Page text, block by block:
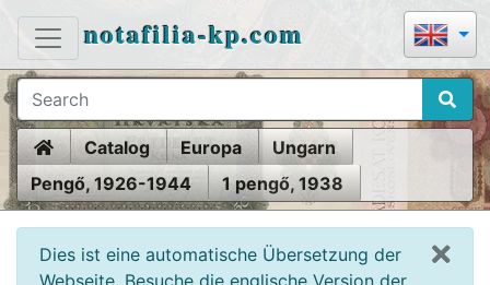
notafilia-kp.com
HomeCatalog Europa
Ungarn
Pengő, 1926-1944
1 pengő, 1938
Dies ist eine automatische Übersetzung der
Webseite. Besuche die englische Version der